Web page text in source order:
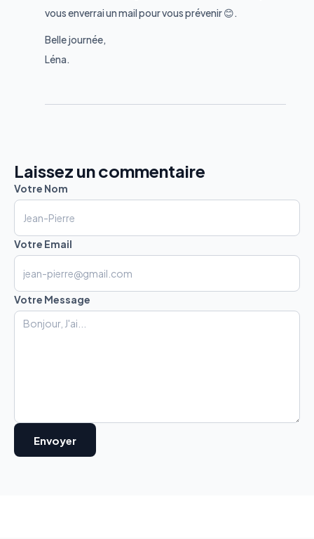
vous enverrai un mail pour vous prévenir 😊.
Belle journée,
Léna.
Laissez un commentaire
Votre Nom
Votre Email
Votre Message